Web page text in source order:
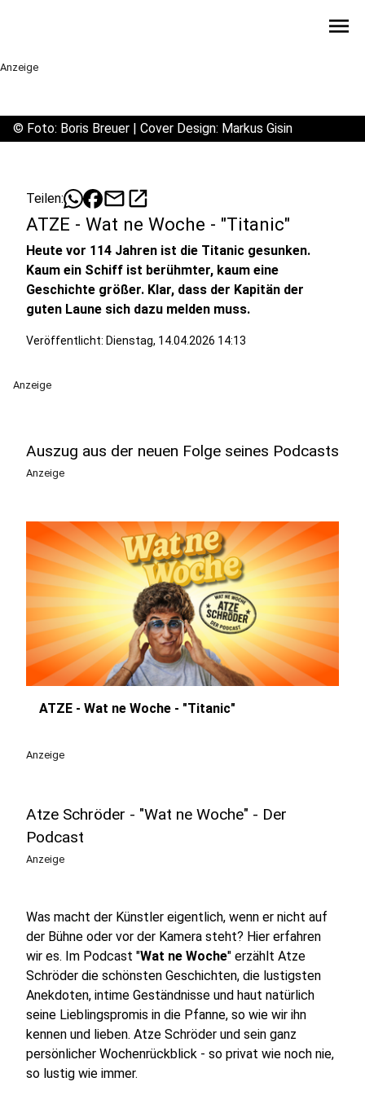
menu
Anzeige
© Foto: Boris Breuer | Cover Design: Markus Gisin
Teilen: mailopen_in_new
ATZE - Wat ne Woche - "Titanic"
Heute vor 114 Jahren ist die Titanic gesunken.
Kaum ein Schiff ist berühmter, kaum eine
Geschichte größer. Klar, dass der Kapitän der
guten Laune sich dazu melden muss.
Veröffentlicht: Dienstag, 14.04.2026 14:13
Anzeige
Auszug aus der neuen Folge seines Podcasts
Anzeige
ATZE - Wat ne Woche - "Titanic"
Anzeige
Atze Schröder - "Wat ne Woche" - Der
Podcast
Anzeige
Was macht der Künstler eigentlich, wenn er nicht auf
der Bühne oder vor der Kamera steht? Hier erfahren
wir es. Im Podcast "Wat ne Woche" erzählt Atze
Schröder die schönsten Geschichten, die lustigsten
Anekdoten, intime Geständnisse und haut natürlich
seine Lieblingspromis in die Pfanne, so wie wir ihn
kennen und lieben. Atze Schröder und sein ganz
persönlicher Wochenrückblick - so privat wie noch nie,
so lustig wie immer.